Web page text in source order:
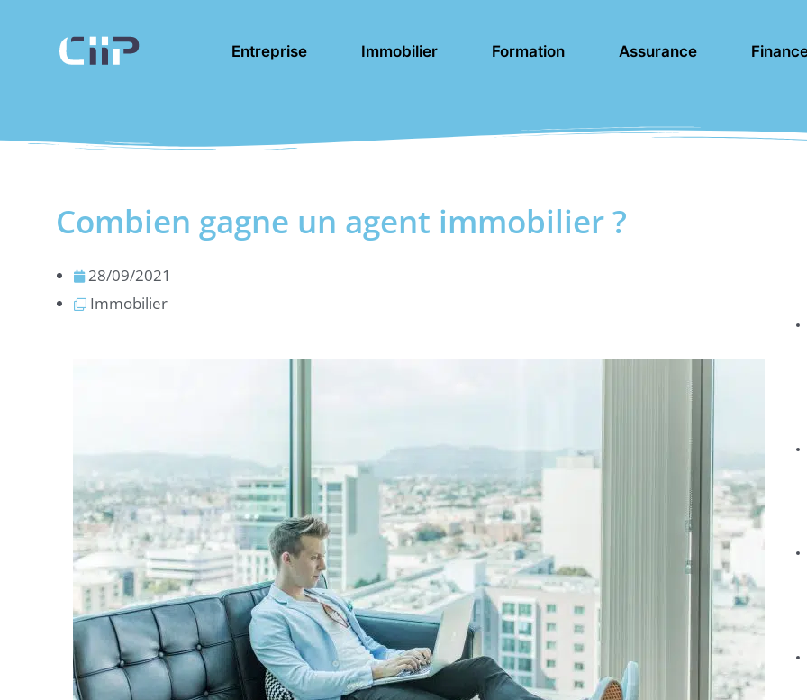
Entreprise Immobilier Formation Assurance
Combien gagne un agent immobilier ?
28/09/2021
Immobilier